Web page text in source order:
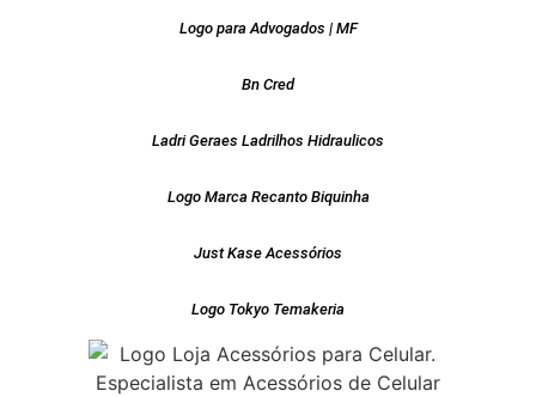
Logo para Advogados | MF
Bn Cred
Ladri Geraes Ladrilhos Hidraulicos
Logo Marca Recanto Biquinha
Just Kase Acessórios
Logo Tokyo Temakeria